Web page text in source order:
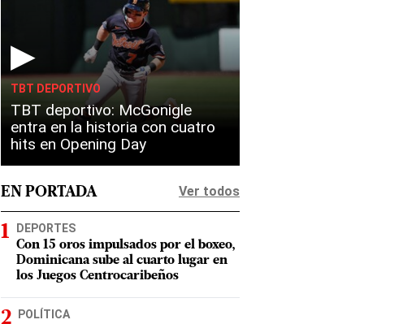
▶
TBT DEPORTIVO
TBT deportivo: McGonigle
entra en la historia con cuatro
hits en Opening Day
EN PORTADA Ver todos
DEPORTES
Con 15 oros impulsados por el boxeo,
Dominicana sube al cuarto lugar en
los Juegos Centrocaribeños
POLÍTICA